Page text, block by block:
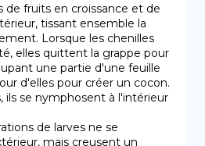
de fruits en croissance et de
tissant ensemble la
Lorsque les chenilles
elles quittent la grappe pour
une partie d'une feuille
d'elles pour créer un cocon.
se nymphosent à l'intérieur
mais creusent un